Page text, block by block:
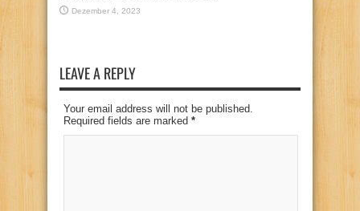
Dezember 4, 2023
LEAVE A REPLY
Your email address will not be published.
Required fields are marked *